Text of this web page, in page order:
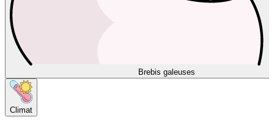
Brebis galeuses
Climat